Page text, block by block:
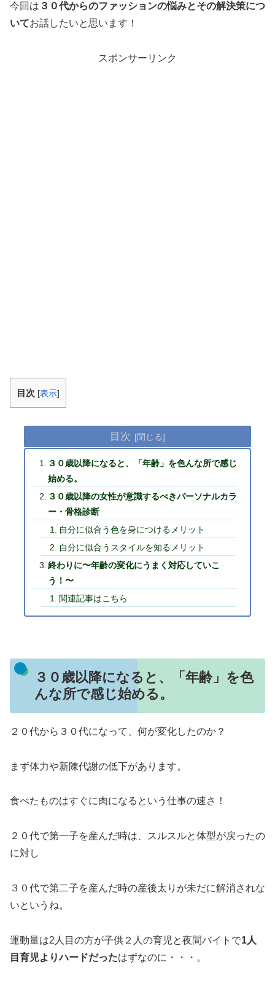
今回は ３０代からのファッションの悩みとその解決策につ
いてお話したいと思います！
スポンサーリンク
目次 [表示]
目次
３０歳以降になると、「年齢」を色んな所で感じ
始める。
３０歳以降の女性が意識するべきパーソナルカラ
ー・骨格診断
自分に似合う色を身につけるメリット
自分に似合うスタイルを知るメリット
終わりに〜年齢の変化にうまく対応していこ
う！〜
関連記事はこちら
３０歳以降になると、「年齢」を色
んな所で感じ始める。
２０代から３０代になって、何が変化したのか？
まず体力や新陳代謝の低下があります。
食べたものはすぐに肉になるという仕事の速さ！
２０代で第一子を産んだ時は、スルスルと体型が戻ったの
に対し
３０代で第二子を産んだ時の産後太りが未だに解消されな
いというね。
運動量は2人目の方が子供２人の育児と夜間バイトで1人
目育児よりハードだったはずなのに・・・。